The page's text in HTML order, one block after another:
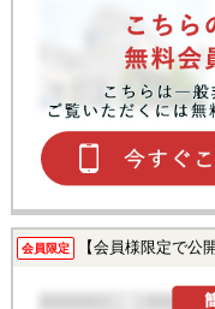
会員限定 【会員様限定で公